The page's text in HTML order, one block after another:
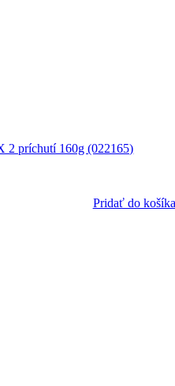
2 príchutí 160g (022165)
Pridať do košíka